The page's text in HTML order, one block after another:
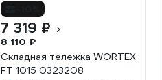
7 319 ₽
8 110 ₽
Складная тележка WORTEX
FT 1015 0323208